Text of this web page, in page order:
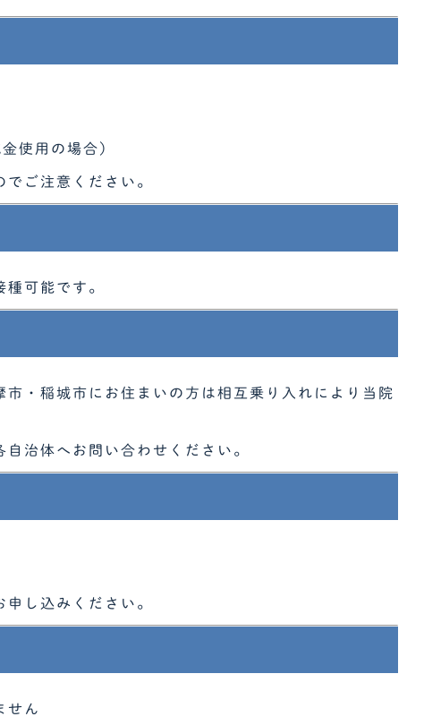
使用の場合）
ご注意ください。
可能です。
・稲城市にお住まいの方は相互乗り入れにより当院
自治体へお問い合わせください。
し込みください。
せん